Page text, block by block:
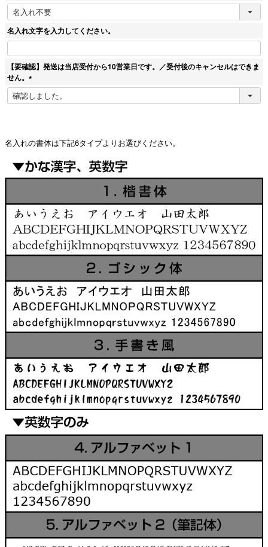
(
必
)
名入れ文字を入力してください。
【要確認】発送は当店受付から10営業日です。／受付後のキャンセルはできま
せん。
(
必
名入れの書体は下記6タイプよりお選びください。